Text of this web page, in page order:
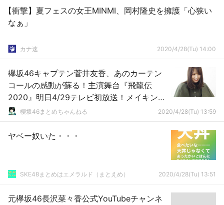
【衝撃】夏フェスの女王MINMI、岡村隆史を擁護「心狭い
なぁ」
カナ速 2020/4/28(Tu) 14:00
欅坂46キャプテン菅井友香、あのカーテン
コールの感動が蘇る！主演舞台『飛龍伝
2020』明日4/29テレビ初放送！メイキング
を視聴中オフショットが公開！
櫻坂46まとめちゃんねる 2020/4/28(Tu) 13:59
ヤベー奴いた・・・
SKE48まとめはエメラルド（まとえめ） 2020/4/28(Tu) 13:51
元欅坂46長沢菜々香公式YouTubeチャンネ